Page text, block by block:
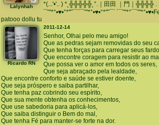
Lalynhah
*(...'•'.. ) *˛╬╬╬╬╬˛°.｜田田 ｜門｜╬╬╬╬ .
¯˜"*°•♥•°*"˜¯`´¯˜"*°•♥•°*"˜¯`
patooo dollu tu
Ricardo RN
2011-12-14
Senhor, Olhai pelo meu amigo!
Que as pedras sejam removidas do seu
Que tenha forças para carregar seus
Que encontre coragem para resistir ao
Que possa ver o amor em todos os seres,
Que seja abraçado pela lealdade,
Que encontre conforto e saúde se estiver doente,
Que seja próspero e saiba partilhar,
Que tenha paz cobrindo seu espírito,
Que sua mente obtenha os conhecimentos,
Que use sabedoria para aplicá-los,
Que saiba distinguir o Bem do mal,
Que tenha Fé para manter-se forte na dor.